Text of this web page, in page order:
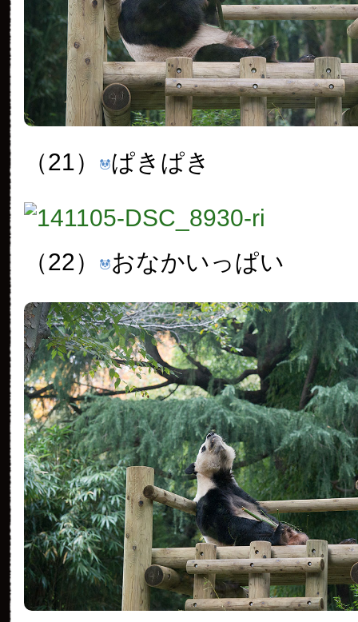
（21） ぱきぱき
（22） おなかいっぱい